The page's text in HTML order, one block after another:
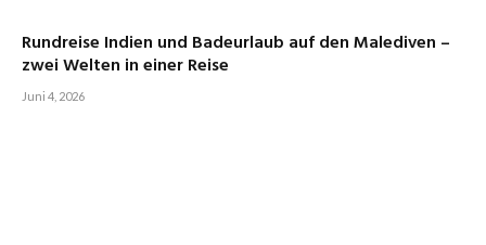
Rundreise Indien und Badeurlaub auf den Malediven –
zwei Welten in einer Reise
Juni 4, 2026